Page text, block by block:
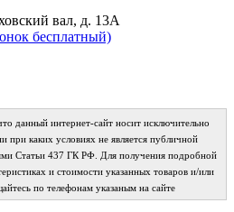
вал, д. 13А
бесплатный)
данный интернет-сайт носит исключительно
при каких условиях не является публичной
Статьи 437 ГК РФ. Для получения подробной
и стоимости указанных товаров и/или
по телефонам указаным на сайте